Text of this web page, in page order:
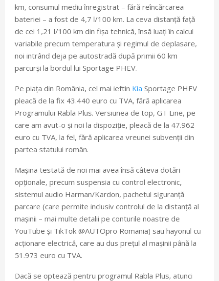
km, consumul mediu înregistrat – fără reîncărcarea
bateriei – a fost de 4,7 l/100 km. La ceva distanță față
de cei 1,21 l/100 km din fișa tehnică, însă luați în calcul
variabile precum temperatura și regimul de deplasare,
noi intrând deja pe autostradă după primii 60 km
parcurși la bordul lui Sportage PHEV.
Pe piața din România, cel mai ieftin Kia Sportage PHEV
pleacă de la fix 43.440 euro cu TVA, fără aplicarea
Programului Rabla Plus. Versiunea de top, GT Line, pe
care am avut-o și noi la dispoziție, pleacă de la 47.962
euro cu TVA, la fel, fără aplicarea vreunei subvenții din
partea statului român.
Mașina testată de noi mai avea însă câteva dotări
opționale, precum suspensia cu control electronic,
sistemul audio Harman/Kardon, pachetul siguranță
parcare (care permite inclusiv controlul de la distanță al
mașinii – mai multe detalii pe conturile noastre de
YouTube și TikTok @AUTOpro Romania) sau hayonul cu
acționare electrică, care au dus prețul al mașinii până la
51.973 euro cu TVA.
Dacă se optează pentru programul Rabla Plus, atunci